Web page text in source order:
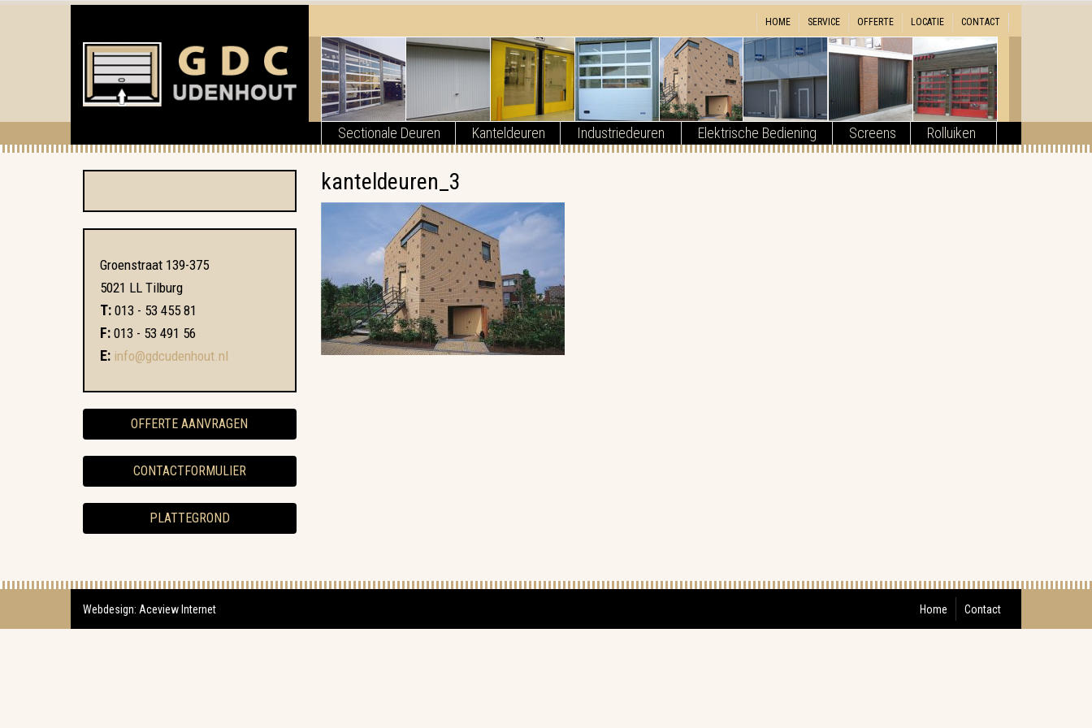
HOME SERVICE OFFERTE LOCATIE CONTACT
Sectionale Deuren Kanteldeuren Industriedeuren Elektrische Bediening Screens Rolluiken
kanteldeuren_3
Groenstraat 139-375
5021 LL Tilburg
T: 013 - 53 455 81
F: 013 - 53 491 56
E: info@gdcudenhout.nl
OFFERTE AANVRAGEN
CONTACTFORMULIER
PLATTEGROND
Home Contact
Webdesign: Aceview Internet